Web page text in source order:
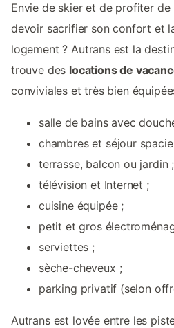
Envie de skier et de profiter de
devoir sacrifier son confort et
logement ? Autrans est la
trouve des locations de
conviviales et très bien
salle de bains avec
chambres et séjour
terrasse, balcon ou jardin ;
télévision et Internet ;
cuisine équipée ;
petit et gros
serviettes ;
sèche-cheveux ;
parking privatif (selon
Autrans est lovée entre les